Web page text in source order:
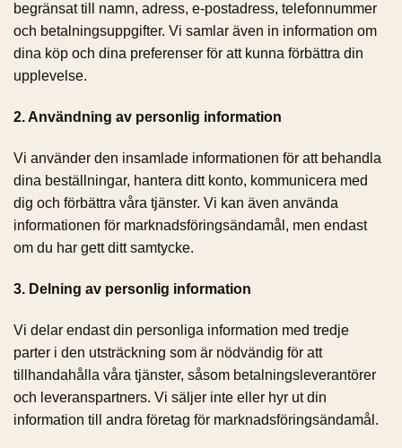
begränsat till namn, adress, e-postadress, telefonnummer
och betalningsuppgifter. Vi samlar även in information om
dina köp och dina preferenser för att kunna förbättra din
upplevelse.
2. Användning av personlig information
Vi använder den insamlade informationen för att behandla
dina beställningar, hantera ditt konto, kommunicera med
dig och förbättra våra tjänster. Vi kan även använda
informationen för marknadsföringsändamål, men endast
om du har gett ditt samtycke.
3. Delning av personlig information
Vi delar endast din personliga information med tredje
parter i den utsträckning som är nödvändig för att
tillhandahålla våra tjänster, såsom betalningsleverantörer
och leveranspartners. Vi säljer inte eller hyr ut din
information till andra företag för marknadsföringsändamål.